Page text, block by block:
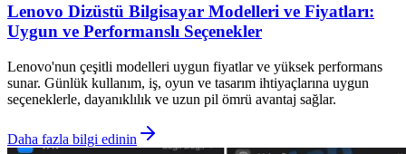
Lenovo Dizüstü Bilgisayar Modelleri ve Fiyatları:
Uygun ve Performanslı Seçenekler
Lenovo'nun çeşitli modelleri uygun fiyatlar ve yüksek performans
sunar. Günlük kullanım, iş, oyun ve tasarım ihtiyaçlarına uygun
seçeneklerle, dayanıklılık ve uzun pil ömrü avantaj sağlar.
Daha fazla bilgi edinin